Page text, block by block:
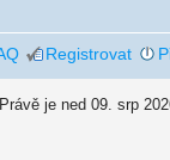
Registrovat
Právě je ned 09. srp